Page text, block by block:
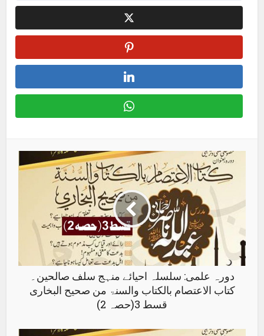
دورہ علمی: سلسلہ احیائے منہج سلف صالحین۔
کتاب الاعتصام بالکتاب والسنۃ من صحیح البخاری
قسط 3(حصہ 2)